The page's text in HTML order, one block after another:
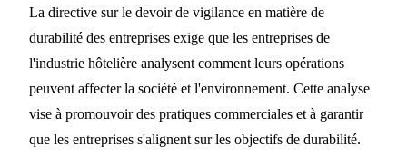
La directive sur le devoir de vigilance en matière de
durabilité des entreprises exige que les entreprises de
l'industrie hôtelière analysent comment leurs opérations
peuvent affecter la société et l'environnement. Cette analyse
vise à promouvoir des pratiques commerciales et à garantir
que les entreprises s'alignent sur les objectifs de durabilité.